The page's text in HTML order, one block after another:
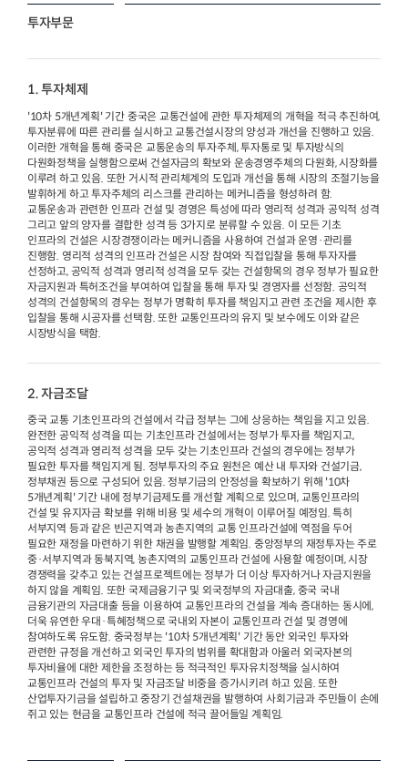
투자부문
1. 투자체제
'10차 5개년계획' 기간 중국은 교통건설에 관한 투자체제의 개혁을 적극 추진하여,
투자분류에 따른 관리를 실시하고 교통건설시장의 양성과 개선을 진행하고 있음.
이러한 개혁을 통해 중국은 교통운송의 투자주체, 투자통로 및 투자방식의
다원화정책을 실행함으로써 건설자금의 확보와 운송경영주체의 다원화, 시장화를
이루려 하고 있음. 또한 거시적 관리체계의 도입과 개선을 통해 시장의 조절기능을
발휘하게 하고 투자주체의 리스크를 관리하는 메커니즘을 형성하려 함.
교통운송과 관련한 인프라 건설 및 경영은 특성에 따라 영리적 성격과 공익적 성격
그리고 앞의 양자를 결합한 성격 등 3가지로 분류할 수 있음. 이 모든 기초
인프라의 건설은 시장경쟁이라는 메커니즘을 사용하여 건설과 운영·관리를
진행함. 영리적 성격의 인프라 건설은 시장 참여와 직접입찰을 통해 투자자를
선정하고, 공익적 성격과 영리적 성격을 모두 갖는 건설항목의 경우 정부가 필요한
자금지원과 특허조건을 부여하여 입찰을 통해 투자 및 경영자를 선정함. 공익적
성격의 건설항목의 경우는 정부가 명확히 투자를 책임지고 관련 조건을 제시한 후
입찰을 통해 시공자를 선택함. 또한 교통인프라의 유지 및 보수에도 이와 같은
시장방식을 택함.
2. 자금조달
중국 교통 기초인프라의 건설에서 각급 정부는 그에 상응하는 책임을 지고 있음.
완전한 공익적 성격을 띠는 기초인프라 건설에서는 정부가 투자를 책임지고,
공익적 성격과 영리적 성격을 모두 갖는 기초인프라 건설의 경우에는 정부가
필요한 투자를 책임지게 됨. 정부투자의 주요 원천은 예산 내 투자와 건설기금,
정부채권 등으로 구성되어 있음. 정부기금의 안정성을 확보하기 위해 '10차
5개년계획' 기간 내에 정부기금제도를 개선할 계획으로 있으며, 교통인프라의
건설 및 유지자금 확보를 위해 비용 및 세수의 개혁이 이루어질 예정임. 특히
서부지역 등과 같은 빈곤지역과 농촌지역의 교통 인프라건설에 역점을 두어
필요한 재정을 마련하기 위한 채권을 발행할 계획임. 중앙정부의 재정투자는 주로
중·서부지역과 동북지역, 농촌지역의 교통인프라 건설에 사용할 예정이며, 시장
경쟁력을 갖추고 있는 건설프로젝트에는 정부가 더 이상 투자하거나 자금지원을
하지 않을 계획임. 또한 국제금융기구 및 외국정부의 자금대출, 중국 국내
금융기관의 자금대출 등을 이용하여 교통인프라의 건설을 계속 증대하는 동시에,
더욱 유연한 우대·특혜정책으로 국내외 자본이 교통인프라 건설 및 경영에
참여하도록 유도함. 중국정부는 '10차 5개년계획' 기간 동안 외국인 투자와
관련한 규정을 개선하고 외국인 투자의 범위를 확대함과 아울러 외국자본의
투자비율에 대한 제한을 조정하는 등 적극적인 투자유치정책을 실시하여
교통인프라 건설의 투자 및 자금조달 비중을 증가시키려 하고 있음. 또한
산업투자기금을 설립하고 중장기 건설채권을 발행하여 사회기금과 주민들이 손에
쥐고 있는 현금을 교통인프라 건설에 적극 끌어들일 계획임.